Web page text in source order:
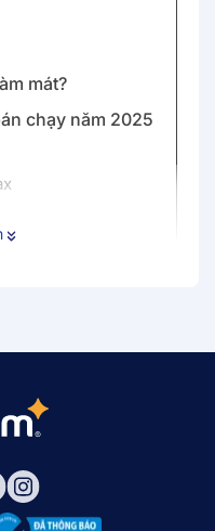
mát?
chạy năm 2025
tín và chất lượng?
nằm mát
với người bị đau cổ